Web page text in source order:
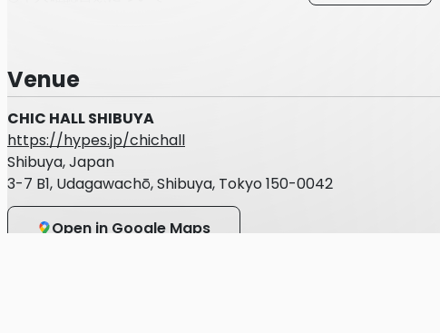
・パスポート
・在留カードまたは外国人登録証明書
・特別永住者証明書
・官公庁が顔写真を貼付した各種福祉手帳（写真付き身体障害者手
Venue
CHIC HALL SHIBUYA
https://hypes.jp/chichall
Shibuya, Japan
3-7 B1, Udagawachō, Shibuya, Tokyo 150-0042
Open in Google Maps